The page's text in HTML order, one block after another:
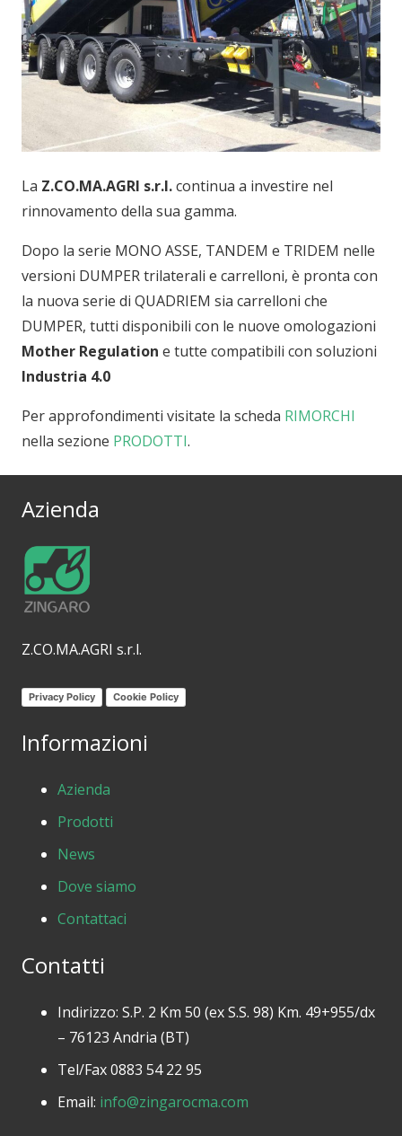
La Z.CO.MA.AGRI s.r.l.continua a investire nel
rinnovamento della sua gamma.
Dopo la serie MONO ASSE, TANDEM e TRIDEM nelle
versioni DUMPER trilaterali e carrelloni, è pronta con
la nuova serie di QUADRIEM sia carrelloni che
DUMPER, tutti disponibili con le nuove omologazioni
Mother Regulation e tutte compatibili con soluzioni
Industria 4.0
Per approfondimenti visitate la scheda RIMORCHI
nella sezione PRODOTTI.
Azienda
Z.CO.MA.AGRI s.r.l.
Privacy Policy Cookie Policy
Informazioni
Azienda
Prodotti
News
Dove siamo
Contattaci
Contatti
Indirizzo: S.P. 2 Km 50 (ex S.S. 98) Km. 49+955/dx
– 76123 Andria (BT)
Tel/Fax 0883 54 22 95
Email: info@zingarocma.com